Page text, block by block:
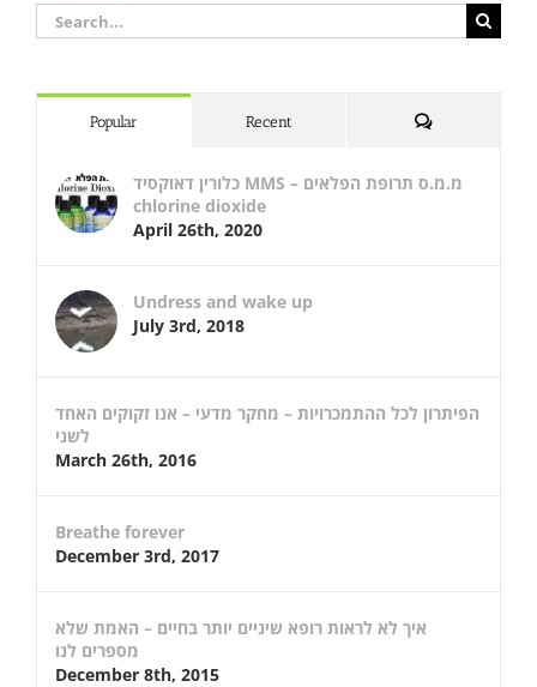
Search
for:
Popular Recent Comments
כלורין דאוקסיד MMS – מ.מ.ס תרופת הפלאים
chlorine dioxide
April 26th, 2020
Undress and wake up
July 3rd, 2018
הפיתרון לכל ההתמכרויות – מחקר מדעי – אנו זקוקים האחד
לשני
March 26th, 2016
Breathe forever
December 3rd, 2017
איך לא לראות רופא שיניים יותר בחיים – האמת שלא
מספרים לנו
December 8th, 2015